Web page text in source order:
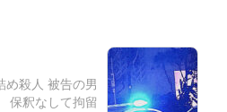
め殺人 被告の男
保釈なして拘留